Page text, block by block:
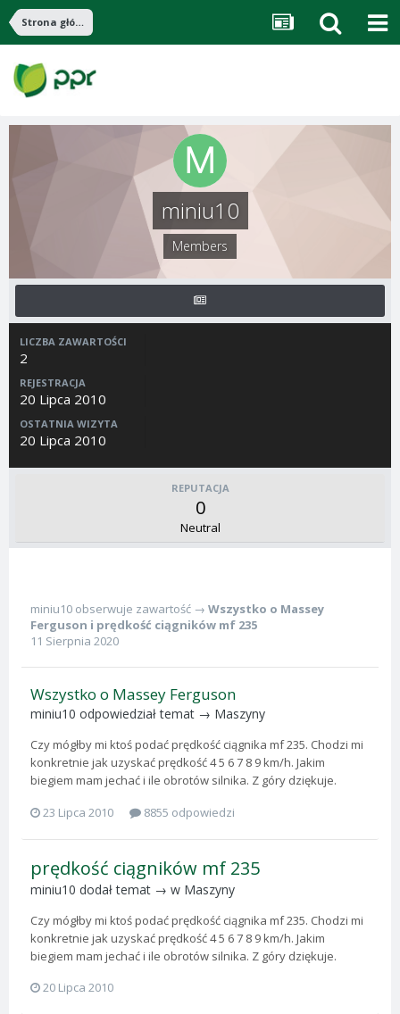
Strona główna
miniu10
Members
LICZBA ZAWARTOŚCI
2
REJESTRACJA
20 Lipca 2010
OSTATNIA WIZYTA
20 Lipca 2010
REPUTACJA
0
Neutral
miniu10 obserwuje zawartość → Wszystko o Massey
Ferguson i prędkość ciągników mf 235
11 Sierpnia 2020
Wszystko o Massey Ferguson
miniu10 odpowiedział temat → Maszyny
Czy mógłby mi ktoś podać prędkość ciągnika mf 235. Chodzi mi
konkretnie jak uzyskać prędkość 4 5 6 7 8 9 km/h. Jakim
biegiem mam jechać i ile obrotów silnika. Z góry dziękuje.
23 Lipca 2010
8855 odpowiedzi
prędkość ciągników mf 235
miniu10 dodał temat → w Maszyny
Czy mógłby mi ktoś podać prędkość ciągnika mf 235. Chodzi mi
konkretnie jak uzyskać prędkość 4 5 6 7 8 9 km/h. Jakim
biegiem mam jechać i ile obrotów silnika. Z góry dziękuje.
20 Lipca 2010